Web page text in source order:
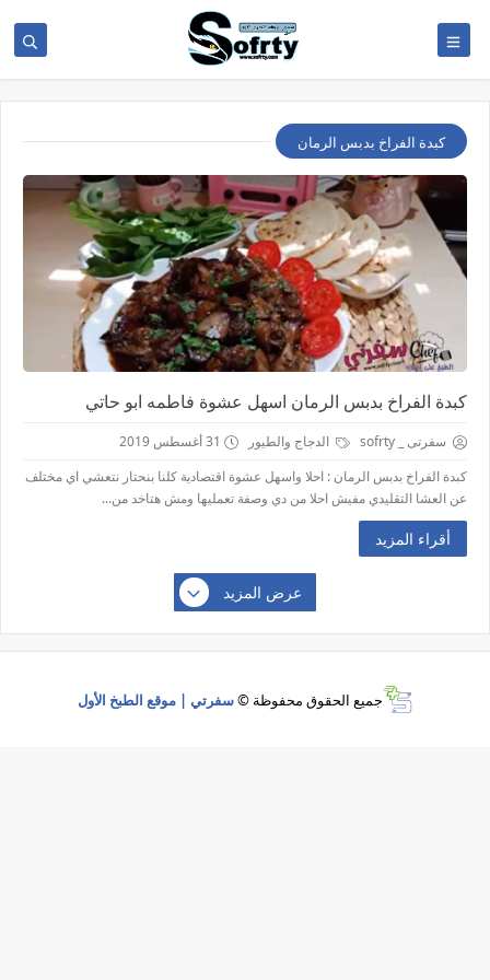
كبدة الفراخ بدبس الرمان
كبدة الفراخ بدبس الرمان اسهل عشوة فاطمه ابو حاتي
سفرتى _ sofrty الدجاج والطيور
31 أغسطس 2019
كبدة الفراخ بدبس الرمان : احلا واسهل عشوة اقتصادية كلنا بنحتار نتعشي اي مختلف
عن العشا التقليدي مفيش احلا من دي وصفة تعمليها ومش هتاخد من...
أقراء المزيد
عرض المزيد
جميع الحقوق محفوظة ©سفرتي | موقع الطبخ الأول